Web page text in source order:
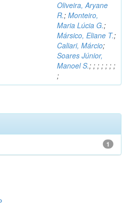
Oliveira, Aryane
R.; Monteiro,
Maria Lúcia G.;
Mársico, Eliane T.;
Caliari, Márcio;
Soares Júnior,
Manoel S.; ; ; ; ; ; ;
;
1